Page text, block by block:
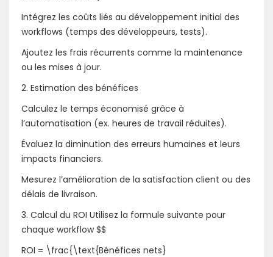
Intégrez les coûts liés au développement initial des
workflows (temps des développeurs, tests).
Ajoutez les frais récurrents comme la maintenance
ou les mises à jour.
2. Estimation des bénéfices
Calculez le temps économisé grâce à
l’automatisation (ex. heures de travail réduites).
Évaluez la diminution des erreurs humaines et leurs
impacts financiers.
Mesurez l’amélioration de la satisfaction client ou des
délais de livraison.
3. Calcul du ROI Utilisez la formule suivante pour
chaque workflow $$
ROI = \frac{\text{Bénéfices nets}